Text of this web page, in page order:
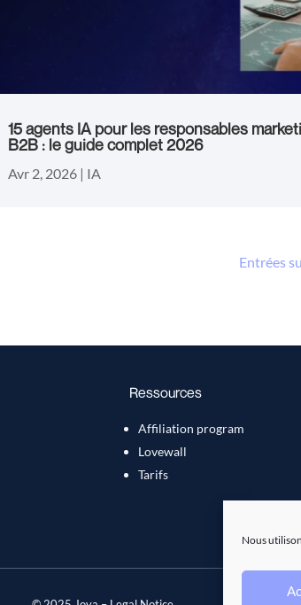
Nous
15 agents IA pour les responsables
B2B : le guide complet 2026
Avr 2, 2026| IA
Entrées
Ressources
Affiliation program
Lovewall
Tarifs